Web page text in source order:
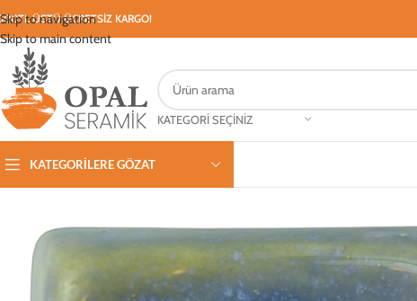
Skip to navigation
Skip to main content
ÜSTÜ ÜCRETSİZ KARGO!
KATEGORI SEÇINIZ
KATEGORILERE GÖZAT